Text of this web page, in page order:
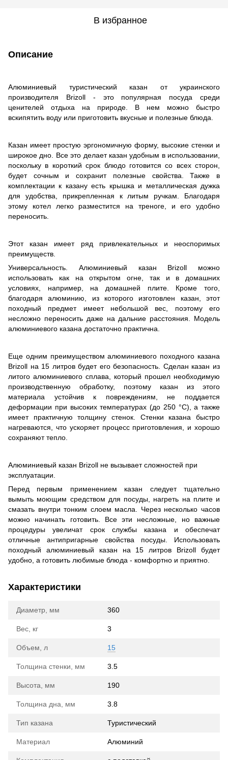
В избранное
Описание
Алюминиевый туристический казан от украинского
производителя Brizoll - это популярная посуда среди
ценителей отдыха на природе. В нем можно быстро
вскипятить воду или приготовить вкусные и полезные блюда.
Казан имеет простую эргономичную форму, высокие стенки и
широкое дно. Все это делает казан удобным в использовании,
поскольку в короткий срок блюдо готовится со всех сторон,
будет сочным и сохранит полезные свойства. Также в
комплектации к казану есть крышка и металлическая дужка
для удобства, прикрепленная к литым ручкам. Благодаря
этому котел легко разместится на треноге, и его удобно
переносить.
Этот казан имеет ряд привлекательных и неоспоримых
преимуществ.
Универсальность. Алюминиевый казан Brizoll можно
использовать как на открытом огне, так и в домашних
условиях, например, на домашней плите. Кроме того,
благодаря алюминию, из которого изготовлен казан, этот
походный предмет имеет небольшой вес, поэтому его
несложно переносить даже на дальние расстояния. Модель
алюминиевого казана достаточно практична.
Еще одним преимуществом алюминиевого походного казана
Brizoll на 15 литров будет его безопасность. Сделан казан из
литого алюминиевого сплава, который прошел необходимую
производственную обработку, поэтому казан из этого
материала устойчив к повреждениям, не поддается
деформации при высоких температурах (до 250 °C), а также
имеет практичную толщину стенок. Стенки казана быстро
нагреваются, что ускоряет процесс приготовления, и хорошо
сохраняют тепло.
Алюминиевый казан Brizoll не вызывает сложностей при
эксплуатации.
Перед первым применением казан следует тщательно
вымыть моющим средством для посуды, нагреть на плите и
смазать внутри тонким слоем масла. Через несколько часов
можно начинать готовить. Все эти несложные, но важные
процедуры увеличат срок службы казана и обеспечат
отличные антипригарные свойства посуды. Использовать
походный алюминиевый казан на 15 литров Brizoll будет
удобно, а готовить любимые блюда - комфортно и приятно.
Характеристики
Диаметр, мм 360
Вес, кг 3
Объем, л 15
Толщина стенки, мм 3.5
Высота, мм 190
Толщина дна, мм 3.8
Тип казана Туристический
Материал Алюминий